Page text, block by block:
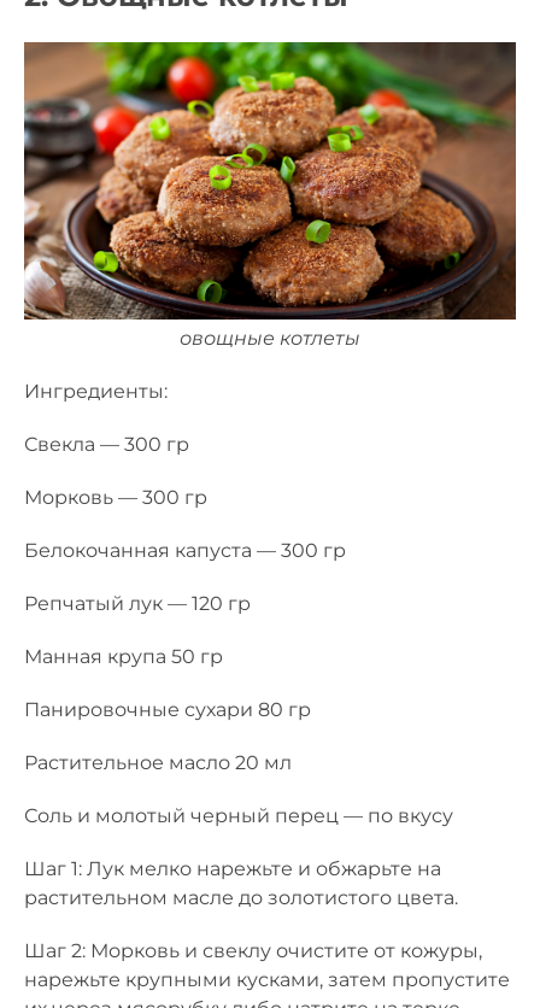
овощные котлеты
Ингредиенты:
Свекла — 300 гр
Морковь — 300 гр
Белокочанная капуста — 300 гр
Репчатый лук — 120 гр
Манная крупа 50 гр
Панировочные сухари 80 гр
Растительное масло 20 мл
Соль и молотый черный перец — по вкусу
Шаг 1: Лук мелко нарежьте и обжарьте на
растительном масле до золотистого цвета.
Шаг 2: Морковь и свеклу очистите от кожуры,
нарежьте крупными кусками, затем пропустите